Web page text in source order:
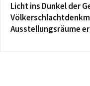
Licht ins Dunkel der
Ausstellungsräume